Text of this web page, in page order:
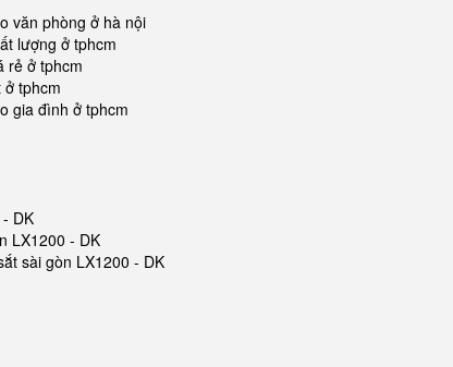
văn phòng ở hà nội
lượng ở tphcm
rẻ ở tphcm
tphcm
gia đình ở tphcm
DK
LX1200 - DK
sài gòn LX1200 - DK